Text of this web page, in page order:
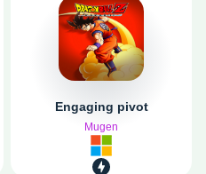
Engaging pivot
Mugen